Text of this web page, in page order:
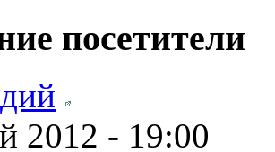
посетители
2012 - 19:00